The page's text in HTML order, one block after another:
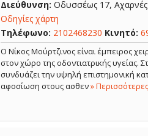
Διεύθυνση: Οδυσσέως 17, Αχαρνές
Οδηγίες χάρτη
Τηλέφωνο: 2102468230 Κινητό:
Ο Νίκος Μούρτζινος είναι έμπειρος
στον χώρο της οδοντιατρικής υγείας.
συνδυάζει την υψηλή επιστημονική
αφοσίωση στους ασθεν»